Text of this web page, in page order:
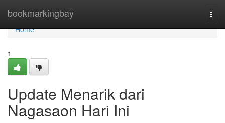
bookmarkingbay
Home
Home
1
Update Menarik dari
Nagasaon Hari Ini